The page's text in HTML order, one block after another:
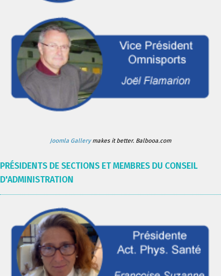
Joomla Gallerymakes it better. Balbooa.com
PRÉSIDENTS DE SECTIONS ET MEMBRES DU CONSEIL
D'ADMINISTRATION